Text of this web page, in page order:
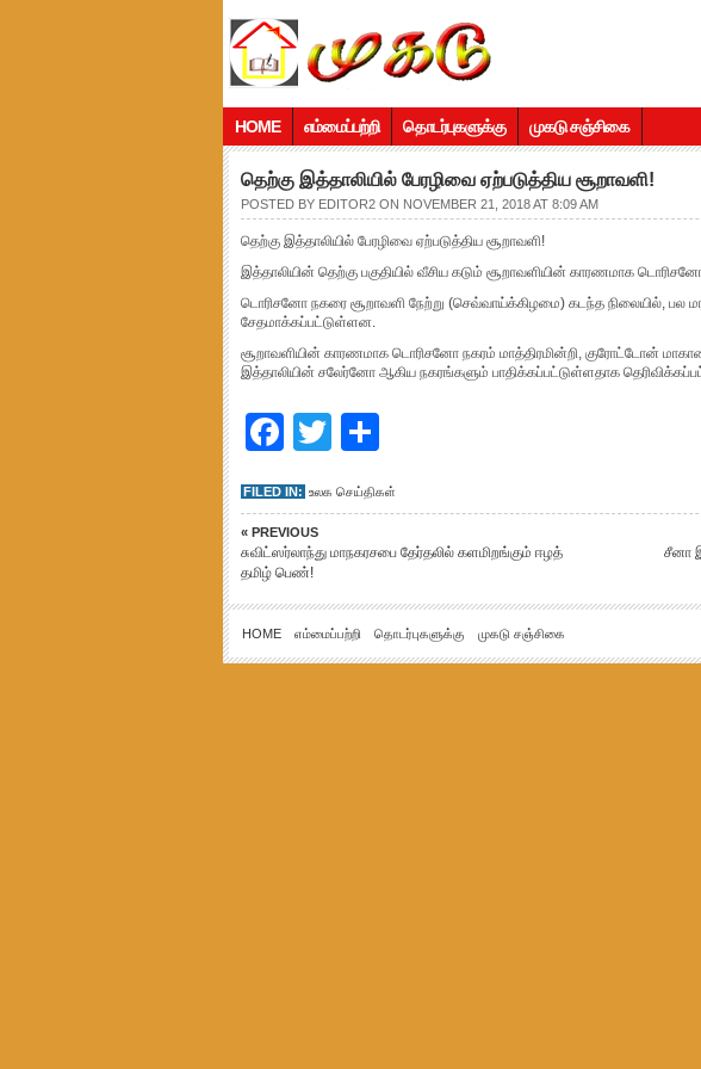
HOME எம்மைப்பற்றி தொடர்புகளுக்கு முகடு சஞ்சிகை
தெற்கு இத்தாலியில் பேரழிவை ஏற்படுத்திய சூறாவளி!
POSTED BY EDITOR2 ON NOVEMBER 21, 2018 AT 8:09 AM
தெற்கு இத்தாலியில் பேரழிவை ஏற்படுத்திய சூறாவளி!
இத்தாலியின் தெற்கு பகுதியில் வீசிய கடும் சூறாவளியின் காரணமாக
டொரிசனோ நகரை சூறாவளி நேற்று (செவ்வாய்க்கிழமை) கடந்த நிலையில், பல
சேதமாக்கப்பட்டுள்ளன.
சூறாவளியின் காரணமாக டொரிசனோ நகரம் மாத்திரமின்றி, குரோட்டோன்
இத்தாலியின் சலேர்னோ ஆகிய நகரங்களும் பாதிக்கப்பட்டுள்ளதாக
Facebook
Twitter
FILED IN: உலக செய்திகள்
« PREVIOUS
சுவிட்ஸர்லாந்து மாநகரசபை தேர்தலில் களமிறங்கும் ஈழத்
தமிழ் பெண்!
சீனா
HOME எம்மைப்பற்றி தொடர்புகளுக்கு முகடு சஞ்சிகை